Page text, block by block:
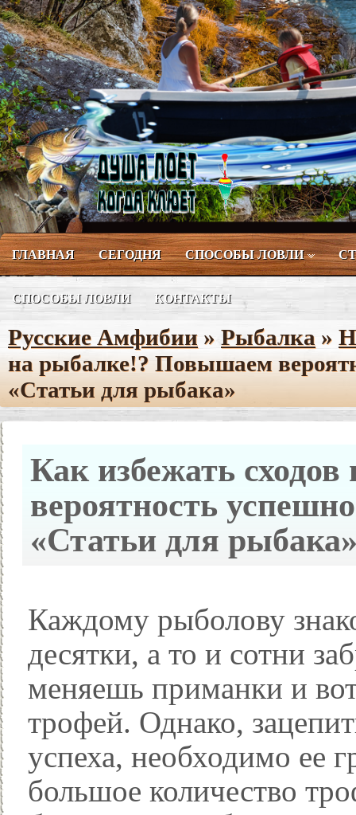
ГЛАВНАЯ СЕГОДНЯ СПОСОБЫ ЛОВЛИ
СПОСОБЫ ЛОВЛИ КОНТАКТЫ
Русские Амфибии » Рыбалка »
на рыбалке!? Повышаем
«Статьи для рыбака»
Как избежать
вероятность
«Статьи для
Каждому рыболову
десятки, а то и сотни
меняешь приманки и
трофей. Однако,
успеха, необходимо ее
большое количество